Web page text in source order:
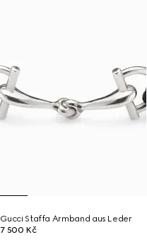
Gucci Staffa Armband aus Leder
7 500 Kč